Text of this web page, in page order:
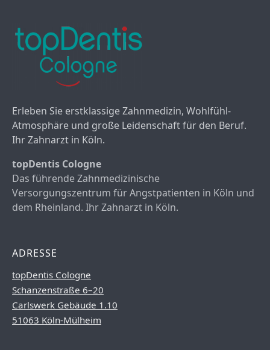
Erleben Sie erstklassige Zahnmedizin, Wohlfühl-
Atmosphäre und große Leidenschaft für den Beruf.
Ihr Zahnarzt in Köln.
topDentis Cologne
Das führende Zahnmedizinische
Versorgungszentrum für Angstpatienten in Köln und
dem Rheinland. Ihr Zahnarzt in Köln.
ADRESSE
topDentis Cologne
Schanzenstraße 6–20
Carlswerk Gebäude 1.10
51063 Köln-Mülheim